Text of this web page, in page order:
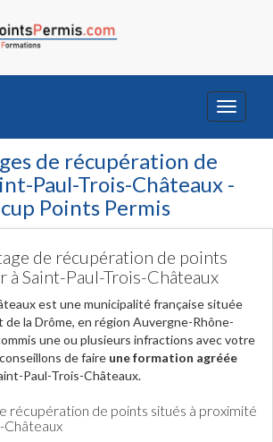
Toggle
de récupération de
Paul-Trois-Châteaux -
Points Permis
de récupération de points
à Saint-Paul-Trois-Châteaux
est une municipalité française située
la Drôme, en région Auvergne-Rhône-
une ou plusieurs infractions avec votre
de faire une formation agréée
Paul-Trois-Châteaux.
récupération de points situés à proximité
Châteaux